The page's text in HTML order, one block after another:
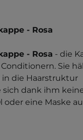
- Rosa
- Rosa - die
Sie
die Haarstruktur
dank ihm
eine Maske